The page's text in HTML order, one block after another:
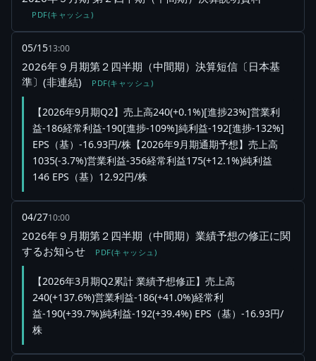
PDF(キャッシュ)
05/1513:00
2026年９月期第２四半期（中間期）決算短信〔日本基
準〕(非連結)
PDF(キャッシュ)
【2026年9月期Q2】売上高240(+0.1%)[進捗23%]営業利
益-186経常利益-190[進捗-109%]純利益-192[進捗-132%]
EPS（基）-16.93円/株【2026年9月期通期予想】売上高
1035(-3.7%)営業利益-356経常利益175(+12.1%)純利益
146 EPS（基）12.92円/株
04/2710:00
2026年９月期第２四半期（中間期）業績予想の修正に関
するお知らせ
PDF(キャッシュ)
【2026年3月期Q2累計 業績予想修正】売上高
240(+137.6%)営業利益-186(+41.0%)経常利
益-190(+39.7%)純利益-192(+39.4%) EPS（基）-16.93円/
株